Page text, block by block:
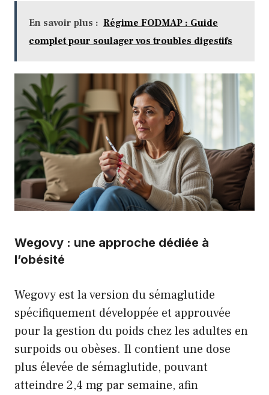
En savoir plus : Régime FODMAP : Guide
complet pour soulager vos troubles digestifs
Wegovy : une approche dédiée à
l’obésité
Wegovy est la version du sémaglutide
spécifiquement développée et approuvée
pour la gestion du poids chez les adultes en
surpoids ou obèses. Il contient une dose
plus élevée de sémaglutide, pouvant
atteindre 2,4 mg par semaine, afin